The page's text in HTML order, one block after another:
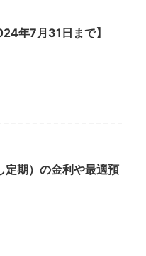
年7月31日まで】
定期）の金利や最適預